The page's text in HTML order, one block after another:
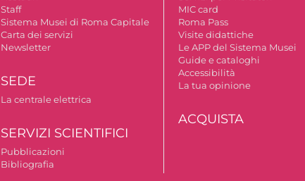
Staff
Sistema Musei di Roma Capitale
Carta dei servizi
Newsletter
SEDE
La centrale elettrica
SERVIZI SCIENTIFICI
Pubblicazioni
Bibliografia
MIC card
Roma Pass
Visite didattiche
Le APP del Sistema Musei
Guide e cataloghi
Accessibilità
La tua opinione
ACQUISTA